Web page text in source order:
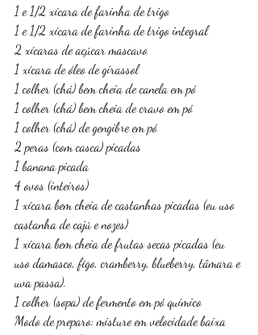
1 e 1/2 xícara de farinha de trigo
1 e 1/2 xícara de farinha de trigo integral
2 xícaras de açúcar mascavo
1 xícara de óleo de girassol
1 colher (chá) bem cheia de canela em pó
1 colher (chá) bem cheia de cravo em pó
1 colher (chá) de gengibre em pó
2 peras (com casca) picadas
1 banana picada
4 ovos (inteiros)
1 xícara bem cheia de castanhas picadas (eu uso
castanha de cajú e nozes)
1 xícara bem cheia de frutas secas picadas (eu
uso damasco, figo, cramberry, blueberry, tâmara e
uva passa).
1 colher (sopa) de fermento em pó químico
Modo de preparo: misture em velocidade baixa